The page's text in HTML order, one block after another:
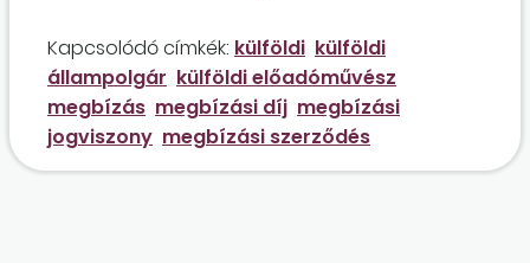
Kapcsolódó címkék: külföldi külföldi
állampolgár külföldi előadóművész
megbízás megbízási díj megbízási
jogviszony megbízási szerződés